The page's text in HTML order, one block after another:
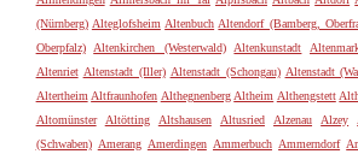
(Nürnberg) Alteglofsheim Altenbuch Altendorf (Bamberg,
Oberpfalz)
Altenkirchen (Westerwald) Altenkunstadt
Altenriet Altenstadt (Iller) Altenstadt (Schongau) Altenstadt
Altertheim Altfraunhofen Althegnenberg Altheim Althengstett
Altomünster
Altötting Altshausen Altusried Alzenau Alzey
(Schwaben) Amerang Amerdingen Ammerbuch Ammerndorf